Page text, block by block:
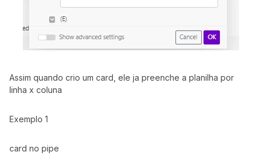
Assim quando crio um card, ele ja preenche a planilha por
linha x coluna
Exemplo 1
card no pipe